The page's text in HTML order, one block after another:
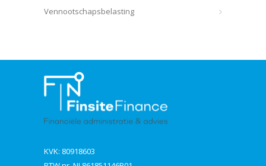
Vennootschapsbelasting
KVK: 80918603